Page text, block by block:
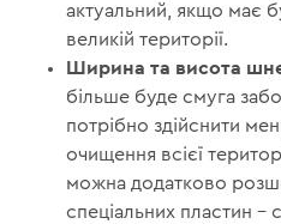
актуальний, якщо має
великій території.
Ширина та висота
більше буде смуга
потрібно здійснити
очищення всієї
можна додатково
спеціальних пластин –